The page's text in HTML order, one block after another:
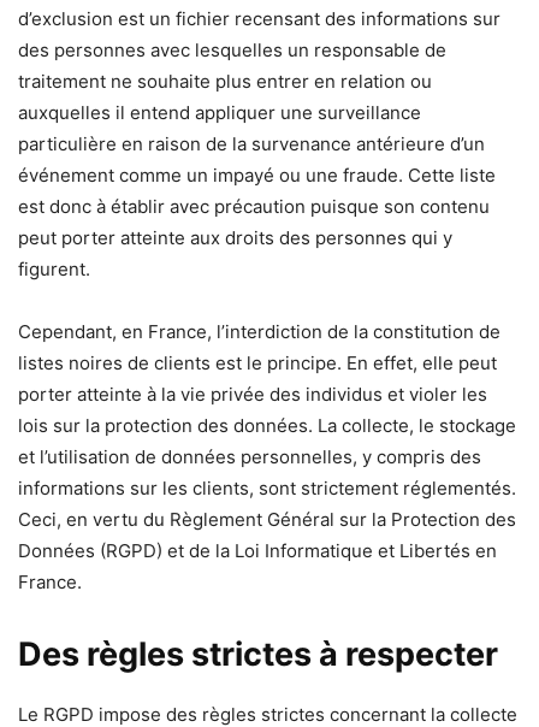
d’exclusion est un fichier recensant des informations sur
des personnes avec lesquelles un responsable de
traitement ne souhaite plus entrer en relation ou
auxquelles il entend appliquer une surveillance
particulière en raison de la survenance antérieure d’un
événement comme un impayé ou une fraude. Cette liste
est donc à établir avec précaution puisque son contenu
peut porter atteinte aux droits des personnes qui y
figurent.
Cependant, en France, l’interdiction de la constitution de
listes noires de clients est le principe. En effet, elle peut
porter atteinte à la vie privée des individus et violer les
lois sur la protection des données. La collecte, le stockage
et l’utilisation de données personnelles, y compris des
informations sur les clients, sont strictement réglementés.
Ceci, en vertu du Règlement Général sur la Protection des
Données (RGPD) et de la Loi Informatique et Libertés en
France.
Des règles strictes à respecter
Le RGPD impose des règles strictes concernant la collecte